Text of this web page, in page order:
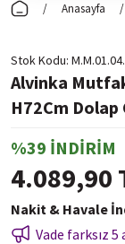
Anasayfa
Stok Kodu
Alvinka
H72Cm Dolap
%39 İNDİRİM
4.089,90
Nakit & Havale
Vade farksız